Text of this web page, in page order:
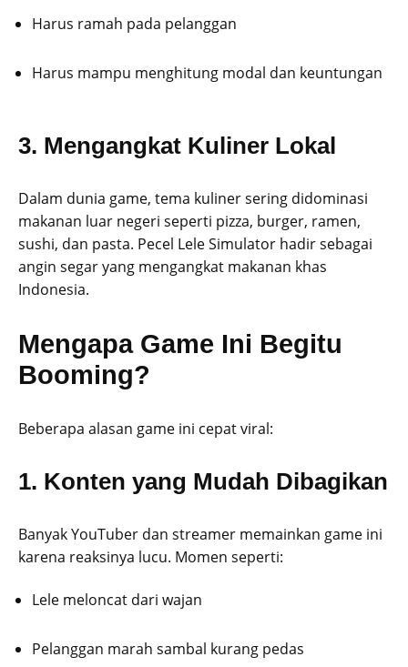
Harus ramah pada pelanggan
Harus mampu menghitung modal dan keuntungan
3. Mengangkat Kuliner Lokal
Dalam dunia game, tema kuliner sering didominasi
makanan luar negeri seperti pizza, burger, ramen,
sushi, dan pasta. Pecel Lele Simulator hadir sebagai
angin segar yang mengangkat makanan khas
Indonesia.
Mengapa Game Ini Begitu
Booming?
Beberapa alasan game ini cepat viral:
1. Konten yang Mudah Dibagikan
Banyak YouTuber dan streamer memainkan game ini
karena reaksinya lucu. Momen seperti:
Lele meloncat dari wajan
Pelanggan marah sambal kurang pedas